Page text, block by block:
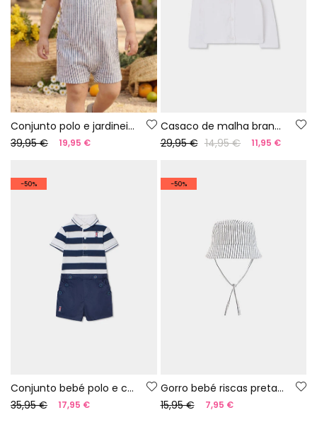
Conjunto polo e jardineiras bebé algodão branco azul
39,95 €
19,95 €
Casaco de malha branco para bebé
29,95 € 14,95 € 11,95 €
-50%
Conjunto bebé polo e calções azul marinho
35,95 €
17,95 €
-50%
Gorro bebé riscas pretas e brancas
15,95 €
7,95 €